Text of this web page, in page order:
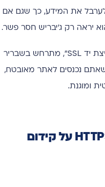
לערבל את המידע, כך שגם אם
יראה רק ג'יבריש חסר פשר.
בפועל, התהליך הזה, המכונה "לחיצת יד SSL", מתרחש בשבריר
נכנסים לאתר מאובטח,
ומוגנת.
ההשפעה הישירה של HTTPS על קידום